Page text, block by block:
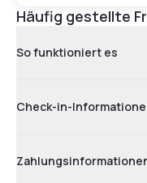
Häufig gestellte
So funktioniert es
Check-in-